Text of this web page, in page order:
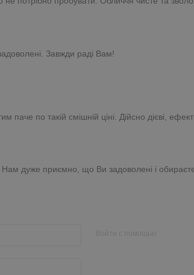
Завжди раді Вам!
по такій смішній ціні. Дійсно дієві,
Нам дуже приємно, що Ви задоволені і